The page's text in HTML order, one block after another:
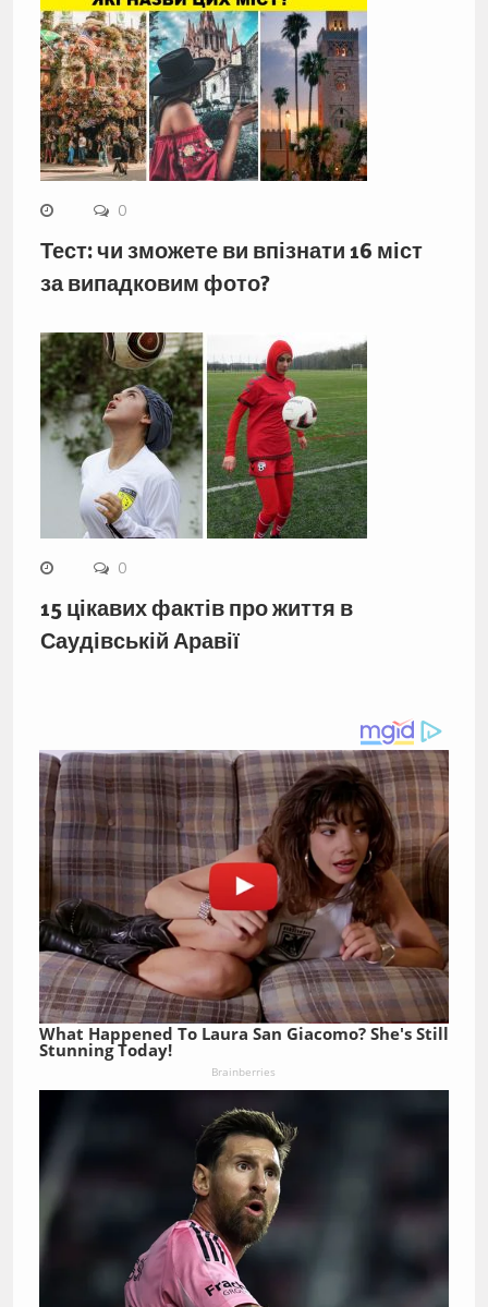
0
Тест: чи зможете ви впізнати 16 міст
за випадковим фото?
0
15 цікавих фактів про життя в
Саудівській Аравії
What Happened To Laura San Giacomo? She's Still
Stunning Today!
Brainberries